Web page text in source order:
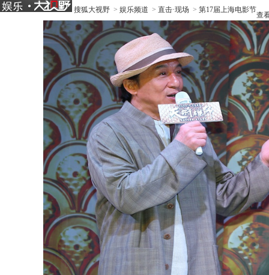
搜狐大视野 > 娱乐频道 > 直击·现场 > 第17届上海电影节
查